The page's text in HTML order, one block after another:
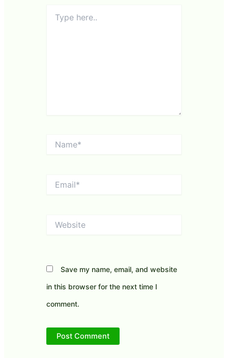
here..
Save my name, email, and website
in this browser for the next time I
comment.